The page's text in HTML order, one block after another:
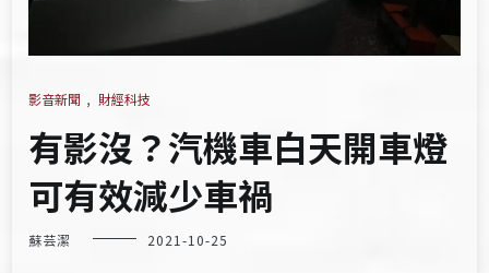
影音新聞 , 財經科技
有影沒？汽機車白天開車燈
可有效減少車禍
蘇芸潔 2021-10-25